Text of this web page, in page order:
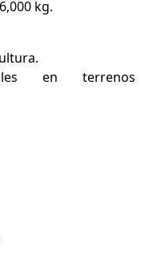
kg.
en terrenos